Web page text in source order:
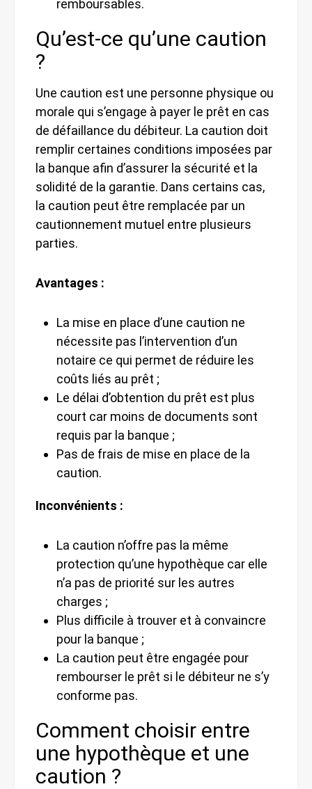
remboursables.
Qu’est-ce qu’une caution
?
Une caution est une personne physique ou
morale qui s’engage à payer le prêt en cas
de défaillance du débiteur. La caution doit
remplir certaines conditions imposées par
la banque afin d’assurer la sécurité et la
solidité de la garantie. Dans certains cas,
la caution peut être remplacée par un
cautionnement mutuel entre plusieurs
parties.
Avantages :
La mise en place d’une caution ne
nécessite pas l’intervention d’un
notaire ce qui permet de réduire les
coûts liés au prêt ;
Le délai d’obtention du prêt est plus
court car moins de documents sont
requis par la banque ;
Pas de frais de mise en place de la
caution.
Inconvénients :
La caution n’offre pas la même
protection qu’une hypothèque car elle
n’a pas de priorité sur les autres
charges ;
Plus difficile à trouver et à convaincre
pour la banque ;
La caution peut être engagée pour
rembourser le prêt si le débiteur ne s’y
conforme pas.
Comment choisir entre
une hypothèque et une
caution ?